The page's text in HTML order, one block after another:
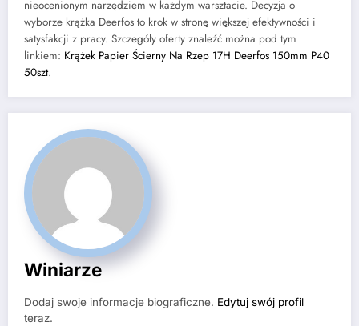
nieocenionym narzędziem w każdym warsztacie. Decyzja o
wyborze krążka Deerfos to krok w stronę większej efektywności i
satysfakcji z pracy. Szczegóły oferty znaleźć można pod tym
linkiem: Krążek Papier Ścierny Na Rzep 17H Deerfos 150mm P40
50szt.
Winiarze
Dodaj swoje informacje biograficzne. Edytuj swój profil
teraz.